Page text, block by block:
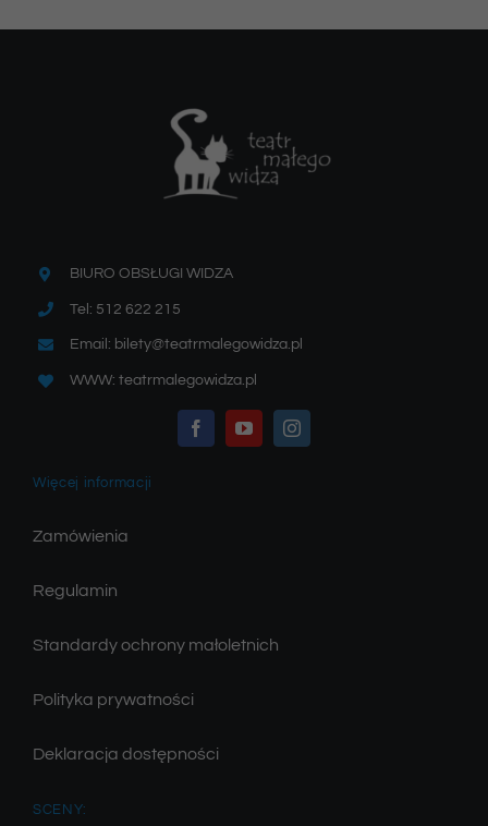
BIURO OBSŁUGI WIDZA
Tel: 512 622 215
Email: bilety@teatrmalegowidza.pl
WWW: teatrmalegowidza.pl
Więcej informacji
Zamówienia
Regulamin
Standardy ochrony małoletnich
Polityka prywatności
Deklaracja dostępności
SCENY: